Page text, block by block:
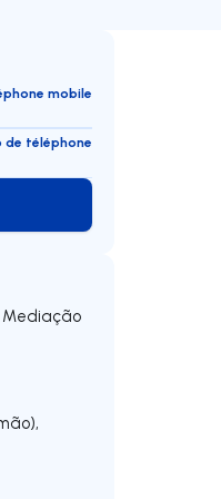
mobile
de téléphone
,